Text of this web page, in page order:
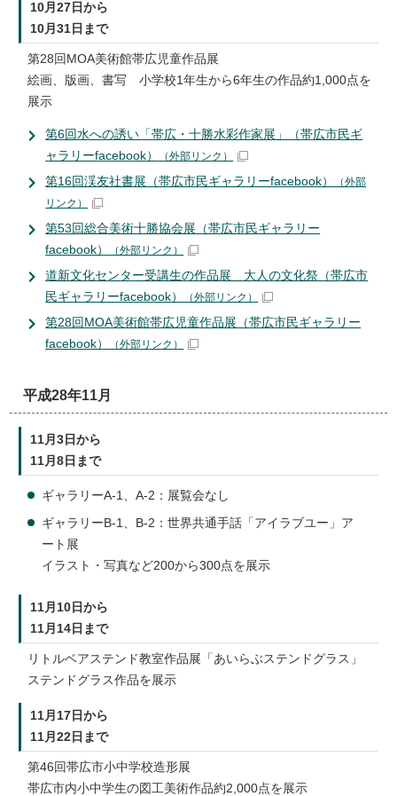
10月27日から
10月31日まで
第28回MOA美術館帯広児童作品展
絵画、版画、書写 小学校1年生から6年生の作品約1,000点を
展示
第6回水への誘い「帯広・十勝水彩作家展」（帯広市民ギ
ャラリーfacebook）
（外部リンク）
第16回渓友社書展（帯広市民ギャラリーfacebook）
（外部
リンク）
第53回総合美術十勝協会展（帯広市民ギャラリー
facebook）
（外部リンク）
道新文化センター受講生の作品展 大人の文化祭（帯広市
民ギャラリーfacebook）
（外部リンク）
第28回MOA美術館帯広児童作品展（帯広市民ギャラリー
facebook）
（外部リンク）
平成28年11月
11月3日から
11月8日まで
ギャラリーA-1、A-2：展覧会なし
ギャラリーB-1、B-2：世界共通手話「アイラブユー」ア
ート展
イラスト・写真など200から300点を展示
11月10日から
11月14日まで
リトルベアステンド教室作品展「あいらぶステンドグラス」
ステンドグラス作品を展示
11月17日から
11月22日まで
第46回帯広市小中学校造形展
帯広市内小中学生の図工美術作品約2,000点を展示